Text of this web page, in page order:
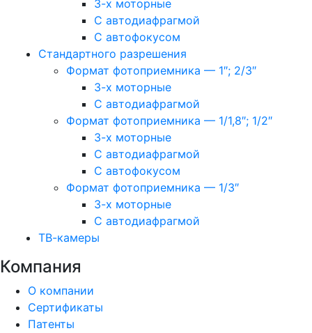
3-х моторные
С автодиафрагмой
С автофокусом
Стандартного разрешения
Формат фотоприемника — 1″; 2/3″
3-х моторные
С автодиафрагмой
Формат фотоприемника — 1/1,8″; 1/2″
3-х моторные
С автодиафрагмой
С автофокусом
Формат фотоприемника — 1/3″
3-х моторные
С автодиафрагмой
ТВ-камеры
Компания
О компании
Сертификаты
Патенты